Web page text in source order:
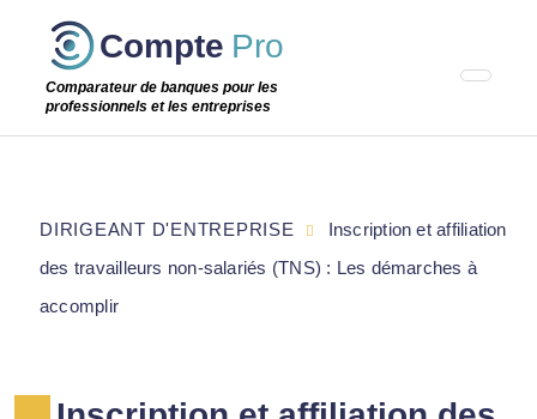
Passer
étape
Compte Pro
Comparateur de banques pour les
professionnels et les entreprises
DIRIGEANT D'ENTREPRISE
Inscription et affiliation
des travailleurs non-salariés (TNS) : Les démarches à
accomplir